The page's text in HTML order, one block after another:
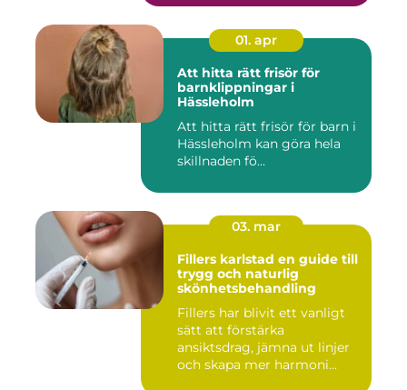
01. apr
Att hitta rätt frisör för
barnklippningar i
Hässleholm
Att hitta rätt frisör för barn i
Hässleholm kan göra hela
skillnaden fö...
03. mar
Fillers karlstad en guide till
trygg och naturlig
skönhetsbehandling
Fillers har blivit ett vanligt
sätt att förstärka
ansiktsdrag, jämna ut linjer
och skapa mer harmoni...